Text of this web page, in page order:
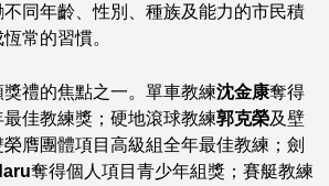
同年齡、性別、種族及能力的市民積
常的習慣。
獎禮的焦點之一。單車教練沈金康奪得
佳教練獎；硬地滾球教練郭克榮及壁
榮膺團體項目高級組全年最佳教練；劍
奪得個人項目青少年組獎；賽艇教練